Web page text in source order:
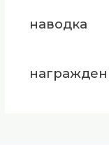
наводка